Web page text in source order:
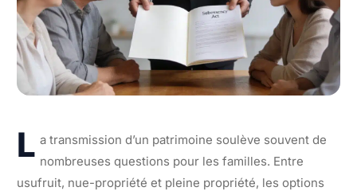
L a transmission d’un patrimoine soulève souvent de
nombreuses questions pour les familles. Entre
usufruit, nue-propriété et pleine propriété, les options